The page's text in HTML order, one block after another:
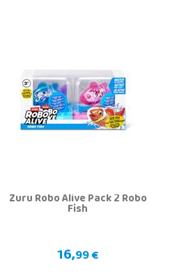
Zuru Robo Alive Pack 2 Robo
Fish
16,99 €